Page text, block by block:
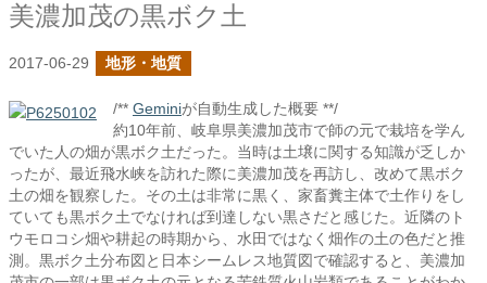
美濃加茂の黒ボク土
2017-06-29 地形・地質
/** Geminiが自動生成した概要 **/
約10年前、岐阜県美濃加茂市で師の元で栽培を学ん
でいた人の畑が黒ボク土だった。当時は土壌に関する知識が乏しか
ったが、最近飛水峡を訪れた際に美濃加茂を再訪し、改めて黒ボク
土の畑を観察した。その土は非常に黒く、家畜糞主体で土作りをし
ていても黒ボク土でなければ到達しない黒さだと感じた。近隣のト
ウモロコシ畑や耕起の時期から、水田ではなく畑作の土の色だと推
測。黒ボク土分布図と日本シームレス地質図で確認すると、美濃加